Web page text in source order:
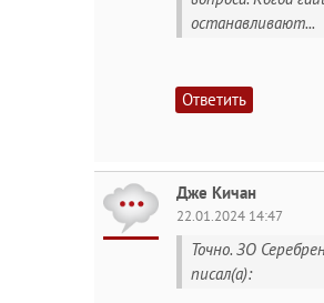
останавливают...
Ответить
Дже Кичан
22.01.2024 14:47
Точно. ЗО
писал(а):